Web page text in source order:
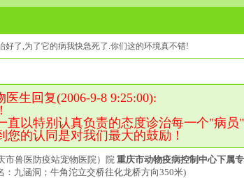
好了,为了它的病我快急死了.你们这的环境真不错!
医生回复(2006-9-8 9:25:00):
直以特别认真负责的态度诊治每一个"病
您的认同是对我们最大的鼓励！
市兽医防疫站宠物医院）院 重庆市动物疫病控制中心下属
：九涵洞；牛角沱立交桥往化龙桥方向350米)